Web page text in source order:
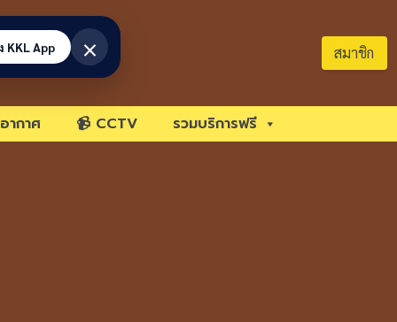
สมาชิก
ากาศ 📹 CCTV รวมบริการฟรี
KKL App ×